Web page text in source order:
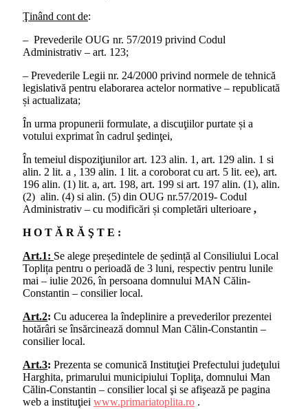
Ţinând cont de:
– Prevederile OUG nr. 57/2019 privind Codul
Administrativ – art. 123;
– Prevederile Legii nr. 24/2000 privind normele de tehnică
legislativă pentru elaborarea actelor normative – republicată
și actualizata;
În urma propunerii formulate, a discuţiilor purtate și a
votului exprimat în cadrul şedinţei,
În temeiul dispoziţiunilor art. 123 alin. 1, art. 129 alin. 1 si
alin. 2 lit. a , 139 alin. 1 lit. a coroborat cu art. 5 lit. ee), art.
196 alin. (1) lit. a, art. 198, art. 199 si art. 197 alin. (1), alin.
(2) alin. (4) si alin. (5) din OUG nr.57/2019- Codul
Administrativ – cu modificări și completări ulterioare ,
H O T Ă R Ă Ş T E :
Art.1: Se alege președintele de ședință al Consiliului Local
Toplița pentru o perioadă de 3 luni, respectiv pentru lunile
mai – iulie 2026, în persoana domnului MAN Călin-
Constantin – consilier local.
Art.2: Cu aducerea la îndeplinire a prevederilor prezentei
hotărâri se însărcinează domnul Man Călin-Constantin –
consilier local.
Art.3: Prezenta se comunică Instituţiei Prefectului judeţului
Harghita, primarului municipiului Topliţa, domnului Man
Călin-Constantin – consilier local şi se afişează pe pagina
web a instituţiei www.primariatoplita.ro .